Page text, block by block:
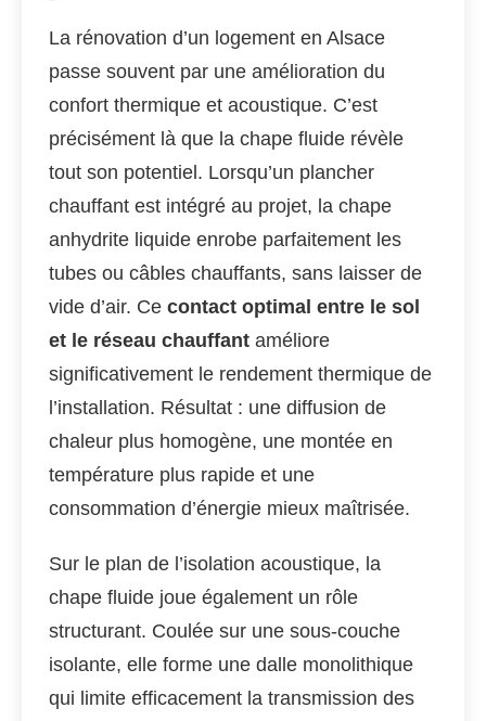
La rénovation d’un logement en Alsace
passe souvent par une amélioration du
confort thermique et acoustique. C’est
précisément là que la chape fluide révèle
tout son potentiel. Lorsqu’un plancher
chauffant est intégré au projet, la chape
anhydrite liquide enrobe parfaitement les
tubes ou câbles chauffants, sans laisser de
vide d’air. Ce contact optimal entre le sol
et le réseau chauffant améliore
significativement le rendement thermique de
l’installation. Résultat : une diffusion de
chaleur plus homogène, une montée en
température plus rapide et une
consommation d’énergie mieux maîtrisée.
Sur le plan de l’isolation acoustique, la
chape fluide joue également un rôle
structurant. Coulée sur une sous-couche
isolante, elle forme une dalle monolithique
qui limite efficacement la transmission des